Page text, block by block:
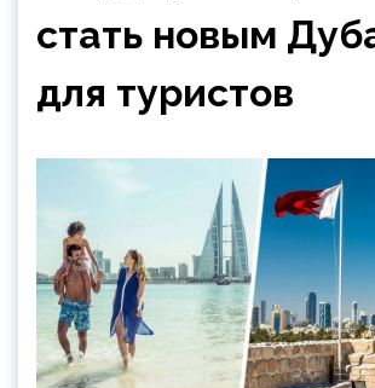
стать новым
для туристов